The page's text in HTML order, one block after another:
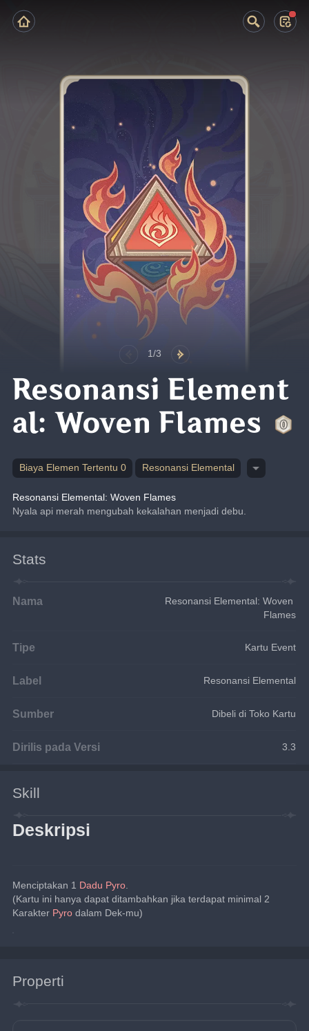
1/3
Resonansi Element
al: Woven Flames
Biaya Elemen Tertentu 0 Resonansi Elemental
Resonansi Elemental: Woven Flames
Nyala api merah mengubah kekalahan menjadi debu.
Stats
Nama
Resonansi Elemental: Woven
Flames
Tipe Kartu Event
Label Resonansi Elemental
Sumber Dibeli di Toko Kartu
Dirilis pada Versi 3.3
Skill
Deskripsi
Menciptakan 1 Dadu Pyro
(Kartu ini hanya dapat ditambahkan jika terdapat minimal 2
Karakter Pyro dalam Dek-mu)
Properti